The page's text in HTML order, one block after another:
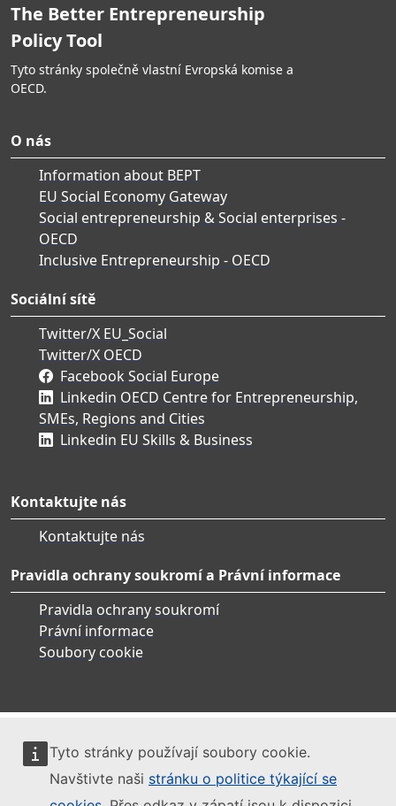
Tyto stránky používají soubory cookie.
Navštivte naši stránku o politice týkající se
The Better Entrepreneurship
Policy Tool
Tyto stránky společně vlastní Evropská komise a
OECD.
O nás
Information about BEPT
EU Social Economy Gateway
Social entrepreneurship & Social enterprises -
OECD
Inclusive Entrepreneurship - OECD
Sociální sítě
Twitter/X EU_Social
Twitter/X OECD
Facebook Social Europe
Linkedin OECD Centre for Entrepreneurship,
SMEs, Regions and Cities
Linkedin EU Skills & Business
Kontaktujte nás
Kontaktujte nás
Pravidla ochrany soukromí a Právní informace
Pravidla ochrany soukromí
Právní informace
Soubory cookie